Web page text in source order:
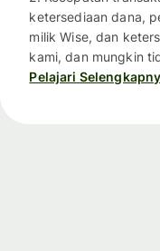
ketersediaan dana,
milik Wise, dan
kami, dan mungkin
Pelajari